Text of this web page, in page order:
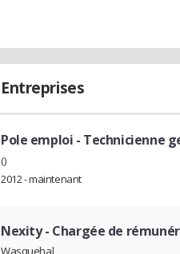
Entreprises
Pole emploi - Technicienne
()
2012 - maintenant
Nexity- Chargée de